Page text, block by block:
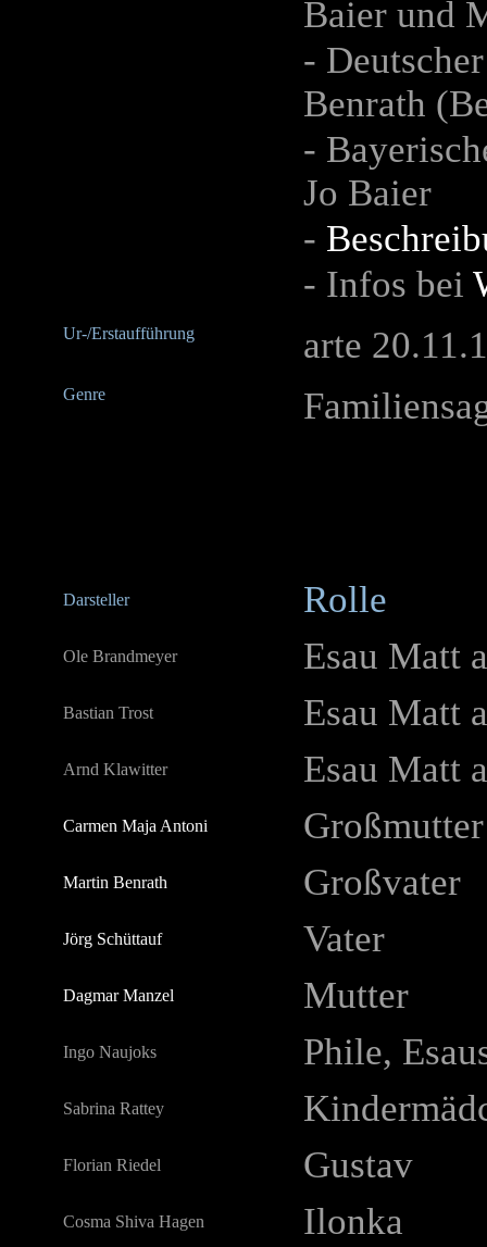
Baier und
-
Benrath
-
Jo Baier
-
- Infos bei
Ur-/Erstaufführung arte
Genre
Darsteller Rolle
Ole Brandmeyer Esau Matt
Bastian Trost Esau Matt
Arnd Klawitter Esau Matt
Carmen Maja Antoni Großmutter
Martin Benrath Großvater
Jörg Schüttauf Vater
Dagmar Manzel Mutter
Ingo Naujoks Phile,
Sabrina Rattey
Florian Riedel Gustav
Cosma Shiva Hagen Ilonka